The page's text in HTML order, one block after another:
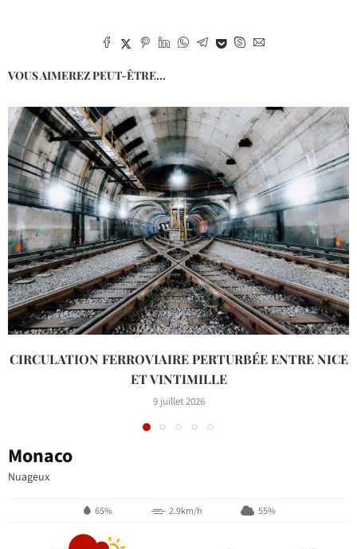
VOUS AIMEREZ PEUT-ÊTRE...
CIRCULATION FERROVIAIRE PERTURBÉE ENTRE NICE
ET VINTIMILLE
9 juillet 2026
Monaco
Nuageux
65% 2.9km/h 55%